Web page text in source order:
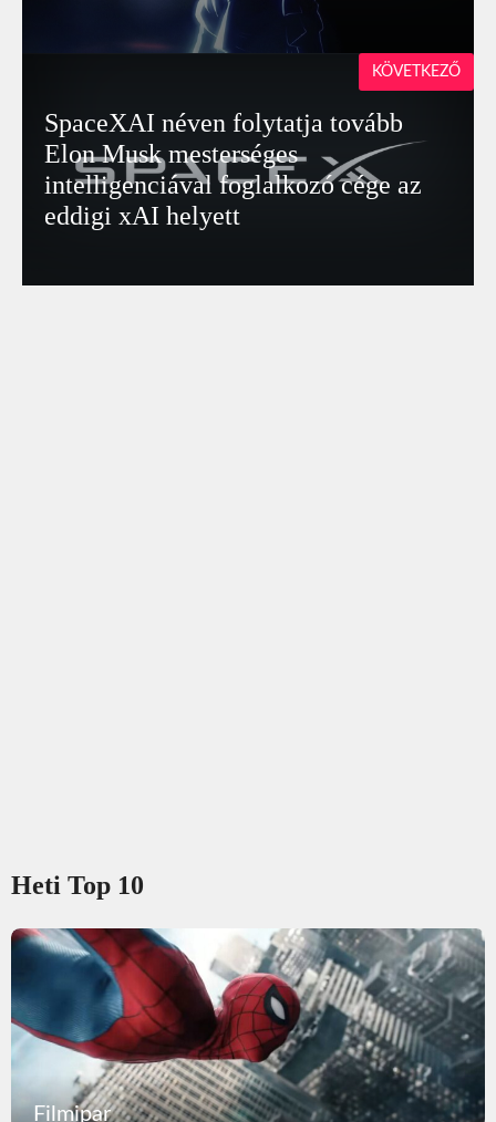
SpaceXAI néven folytatja tovább
Elon Musk mesterséges
intelligenciával foglalkozó cége az
eddigi xAI helyett
KÖVETKEZŐ
Heti Top 10
Filmipar